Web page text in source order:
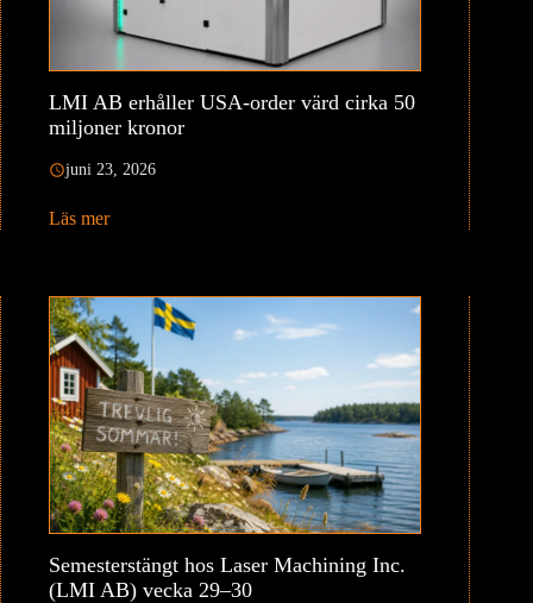
LMI AB erhåller USA-order värd cirka 50
miljoner kronor
juni 23, 2026
Läs mer
Semesterstängt hos Laser Machining Inc.
(LMI AB) vecka 29–30